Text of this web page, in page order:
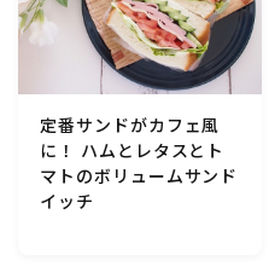
定番サンドがカフェ風
に！ ハムとレタスとト
マトのボリュームサンド
イッチ